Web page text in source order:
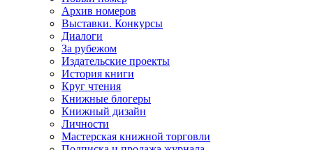
Архив номеров
Выставки. Конкурсы
Диалоги
За рубежом
Издательские проекты
История книги
Круг чтения
Книжные блогеры
Книжный дизайн
Личности
Мастерская книжной торговли